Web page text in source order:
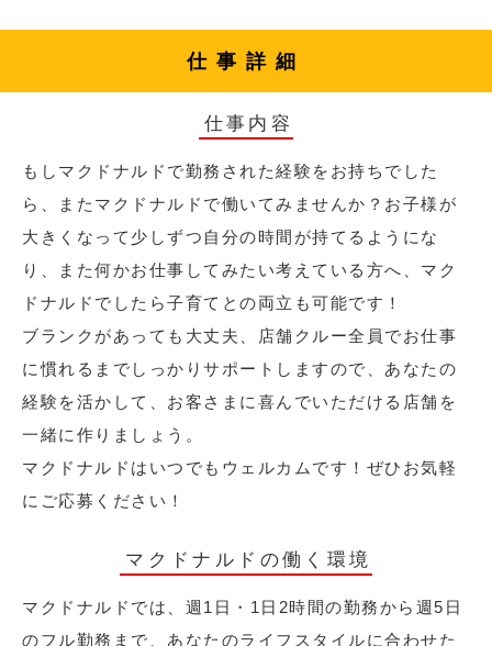
仕事詳細
仕事内容
もしマクドナルドで勤務された経験をお持ちでした
ら、またマクドナルドで働いてみませんか？お子様が
大きくなって少しずつ自分の時間が持てるようにな
り、また何かお仕事してみたい考えている方へ、マク
ドナルドでしたら子育てとの両立も可能です！
ブランクがあっても大丈夫、店舗クルー全員でお仕事
に慣れるまでしっかりサポートしますので、あなたの
経験を活かして、お客さまに喜んでいただける店舗を
一緒に作りましょう。
マクドナルドはいつでもウェルカムです！ぜひお気軽
にご応募ください！
マクドナルドの働く環境
マクドナルドでは、週1日・1日2時間の勤務から週5日
のフル勤務まで、あなたのライフスタイルに合わせた